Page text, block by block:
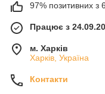
97% позитивних з
Працює з
м. Харків
Харків, Україна
Контакти